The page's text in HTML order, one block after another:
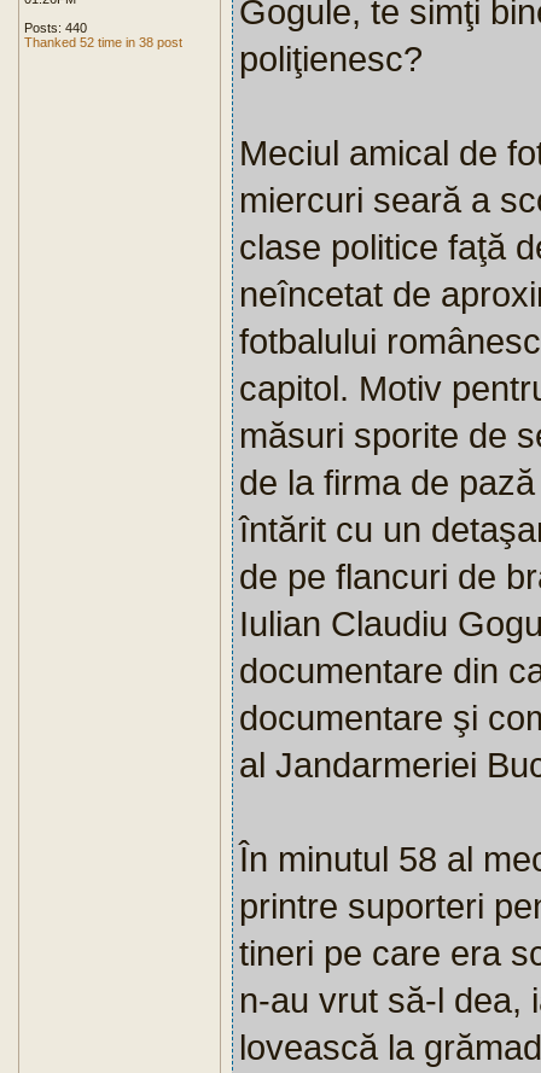
Posts: 440
Thanked 52 time in 38 post
Gogule, te simţi
poliţienesc?
Meciul amical de
miercuri seară a
clase politice faţă
neîncetat de
fotbalului
capitol. Motiv
măsuri sporite de
de la firma de
întărit cu un
de pe flancuri de
Iulian Claudiu
documentare din
documentare şi
al Jandarmeriei
În minutul 58 al
printre suporteri
tineri pe care era
n-au vrut să-l dea,
lovească la